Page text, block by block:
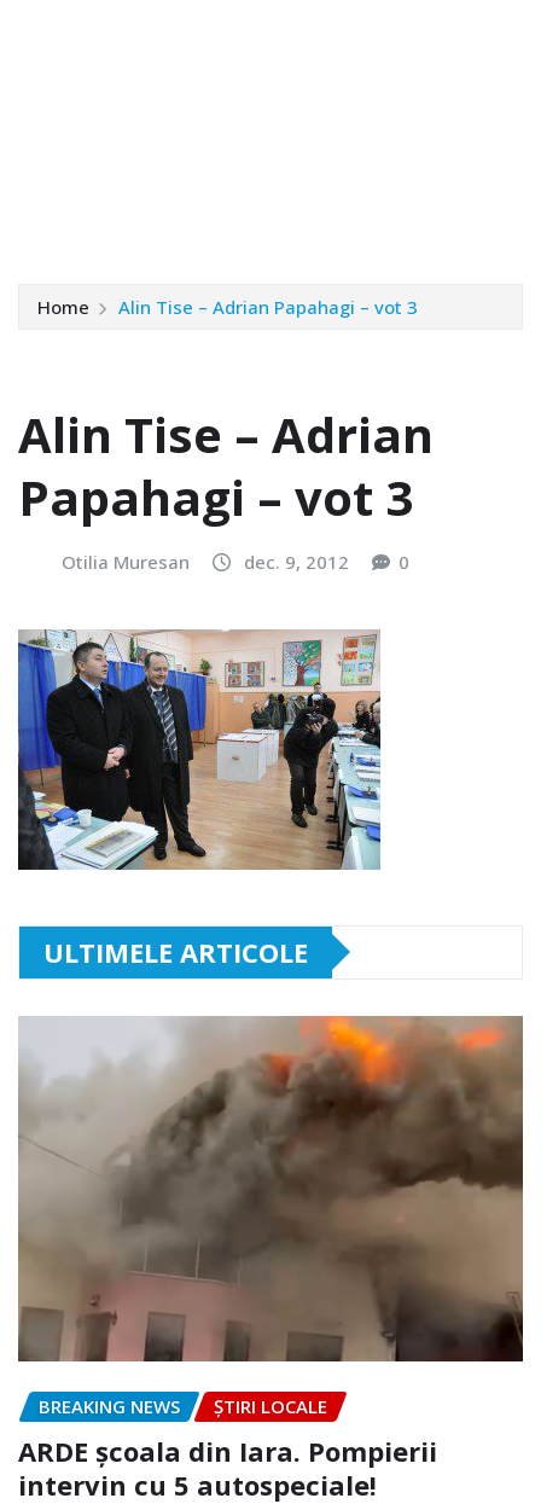
Home Alin Tise – Adrian Papahagi – vot 3
Alin Tise – Adrian
Papahagi – vot 3
Otilia Muresan dec. 9, 2012 0
ULTIMELE ARTICOLE
BREAKING NEWS ȘTIRI LOCALE
ARDE școala din Iara. Pompierii
intervin cu 5 autospeciale!